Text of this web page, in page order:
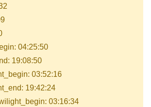
04:25:50
19:08:50
03:52:16
19:42:24
03:16:34